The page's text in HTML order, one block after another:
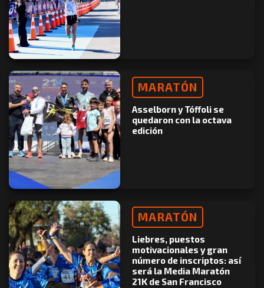
MARATÓN
Asselborn y Tóffoli se
quedaron con la octava
edición
MARATÓN
Liebres, puestos
motivacionales y gran
número de inscriptos: así
será la Media Maratón
21K de San Francisco